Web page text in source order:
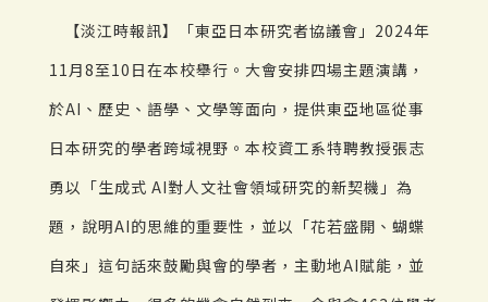
【淡江時報訊】「東亞日本研究者協議會」2024年
11月8至10日在本校舉行。大會安排四場主題演講，
於AI、歷史、語學、文學等面向，提供東亞地區從事
日本研究的學者跨域視野。本校資工系特聘教授張志
勇以「生成式 AI對人文社會領域研究的新契機」為
題，說明AI的思維的重要性，並以「花若盛開、蝴蝶
自來」這句話來鼓勵與會的學者，主動地AI賦能，並